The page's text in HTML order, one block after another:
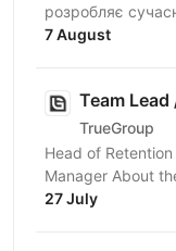
розробляє
програмне
7 August
Team
TrueGroup
Head of
Manager About
experienced
27 July